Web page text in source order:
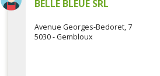
BELLE BLEUE SRL
Avenue Georges-Bedoret, 7
5030 - Gembloux